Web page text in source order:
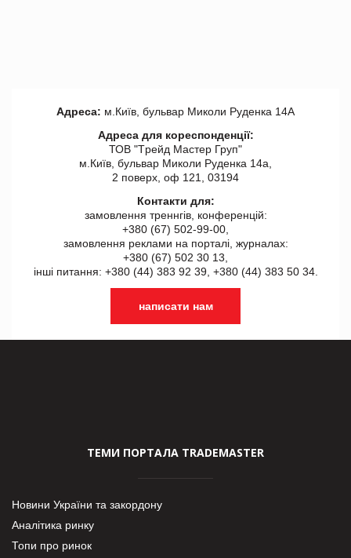
Адреса: м.Київ, бульвар Миколи Руденка 14А
Адреса для кореспонденції:
ТОВ "Tрейд Мастер Груп"
м.Київ, бульвар Миколи Руденка 14а,
2 поверх, оф 121, 03194
Контакти для:
замовлення треннгів, конференцій:
+380 (67) 502-99-00,
замовлення реклами на порталі, журналах:
+380 (67) 502 30 13,
інші питання: +380 (44) 383 92 39, +380 (44) 383 50 34.
написати нам
ТЕМИ ПОРТАЛА TRADEMASTER
Новини України та закордону
Аналітика ринку
Топи про ринок